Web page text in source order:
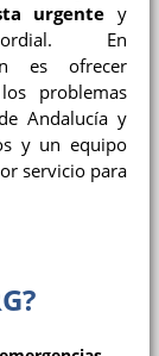
urgente y
En
es ofrecer
problemas
Andalucía y
y un equipo
servicio para